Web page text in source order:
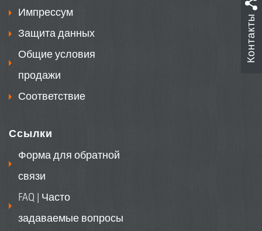
удобрений
Память на 20 заданий
Импрессум
Защита данных
Общие условия
продажи
Соответствие
Ссылки
Форма для обратной
связи
FAQ | Часто
задаваемые вопросы
Контакты